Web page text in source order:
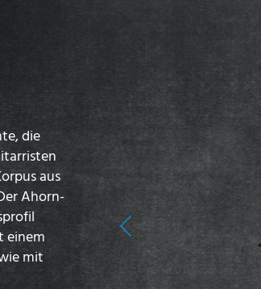
die
aus
Ahorn-
einem
mit
Previous